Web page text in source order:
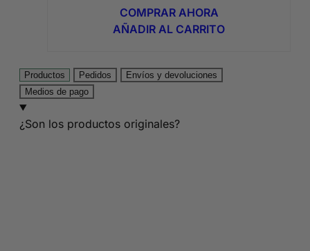
original
era:
8,95€.
actual
es:
4,74€.
COMPRAR AHORA
AÑADIR AL CARRITO
Productos Pedidos
Envíos y devoluciones
Medios de pago
¿Son los productos originales?